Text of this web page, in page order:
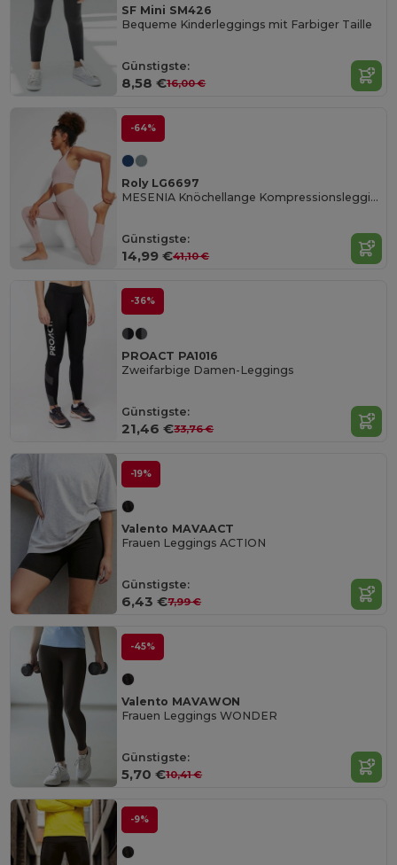
SF Mini SM426
Bequeme Kinderleggings mit Farbiger Taille
Günstigste:
8,58 €16,00 €
-64%
Roly LG6697
MESENIA Knöchellange Kompressionsleggings
Günstigste:
14,99 €41,10 €
-36%
PROACT PA1016
Zweifarbige Damen-Leggings
Günstigste:
21,46 €33,76 €
-19%
Valento MAVAACT
Frauen Leggings ACTION
Günstigste:
6,43 €7,99 €
-45%
Valento MAVAWON
Frauen Leggings WONDER
Günstigste:
5,70 €10,41 €
-9%